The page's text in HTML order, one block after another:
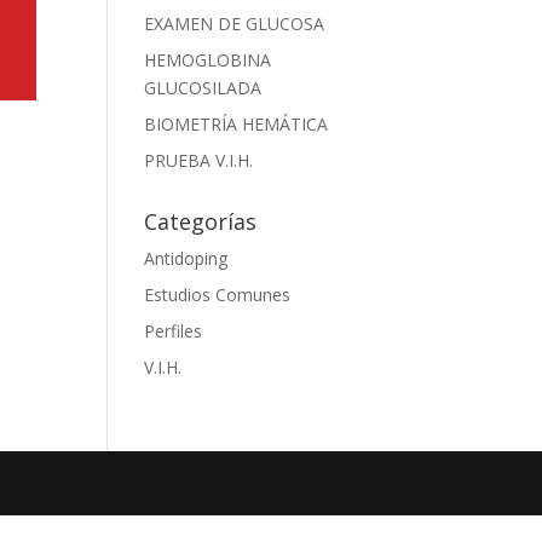
EXAMEN DE GLUCOSA
HEMOGLOBINA
GLUCOSILADA
BIOMETRÍA HEMÁTICA
PRUEBA V.I.H.
Categorías
Antidoping
Estudios Comunes
Perfiles
V.I.H.